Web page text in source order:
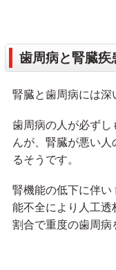
歯周病と腎臓疾
腎臓と歯周病には深
歯周病の人が必ずし
んが、腎臓が悪い人
るそうです。
腎機能の低下に伴い
能不全により人工透
割合で重度の歯周病